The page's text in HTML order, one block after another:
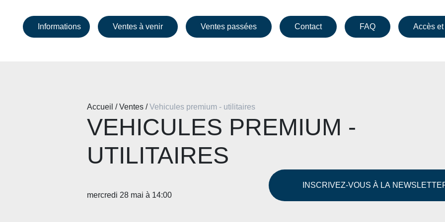
Informations Ventes à venir Ventes passées Contact FAQ Accès
Accueil / Ventes /Vehicules premium - utilitaires
VEHICULES PREMIUM -
UTILITAIRES
mercredi 28 mai à 14:00
INSCRIVEZ-VOUS À LA